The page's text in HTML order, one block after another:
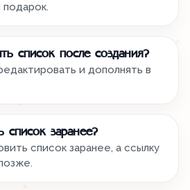
список после создания?
и дополнять в
заранее?
список заранее, а ссылку